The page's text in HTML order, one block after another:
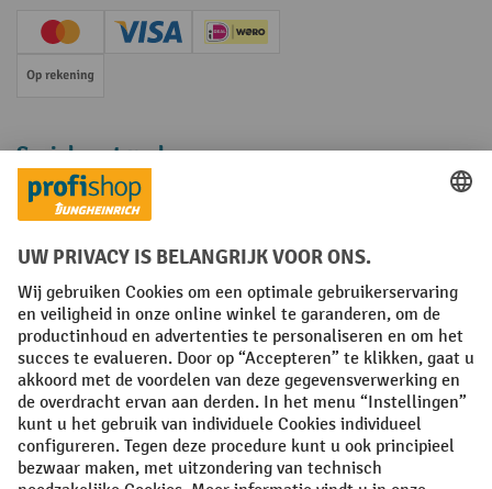
Creditcard (Master)Creditcard (Visa)iDEAL | Wero
Op rekening
Sociale netwerken
Facebook
YouTube
LinkedInInstagram
Algemene leveringsvoorwaarden Copyright
Privacyverklaring Privacy Instellingen
All prices excl. VAT plusshipping costs and possible delivery charges,
if not stated otherwise.
¹ De korting is geldig zolang de voorraad strekt. De korting is niet van